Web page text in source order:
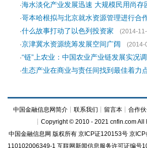
·海水淡化产业发展迅速 大规模民用尚存
·哥本哈根拟与北京就水资源管理进行合
·什么故事打动了以色列投资家
(2014-
·京津冀水资源统筹发展空间广阔
(2014-
·“链”上农业：中国农业产业链发展实况
·生态产业在商业与责任间找到最佳着力
中国金融信息网简介 ┊ 联系我们 ┊ 留言本 ┊ 合作
┊Copyright © 2010 - 2021 cnfin.com All
中国金融信息网 版权所有 京ICP证120153号 京
110102006349-1 互联网新闻信息服务许可证编号